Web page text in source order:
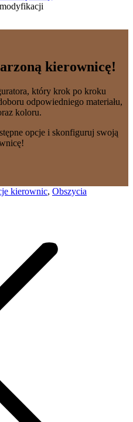
kierownicę!
który krok po kroku
odpowiedniego materiału,
koloru.
opcje i skonfiguruj swoją
kierownic, Obszycia